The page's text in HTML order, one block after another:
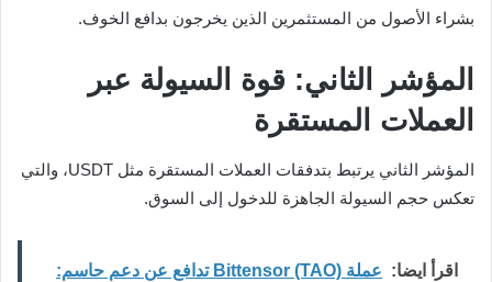
بشراء الأصول من المستثمرين الذين يخرجون بدافع الخوف.
المؤشر الثاني: قوة السيولة عبر
العملات المستقرة
المؤشر الثاني يرتبط بتدفقات العملات المستقرة مثل USDT، والتي
تعكس حجم السيولة الجاهزة للدخول إلى السوق.
اقرأ ايضا:
عملة Bittensor (TAO) تدافع عن دعم حاسم: